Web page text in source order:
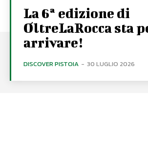
La 6ª edizione di
OltreLaRocca sta
arrivare!
DISCOVER PISTOIA - 30 LUGLIO 2026